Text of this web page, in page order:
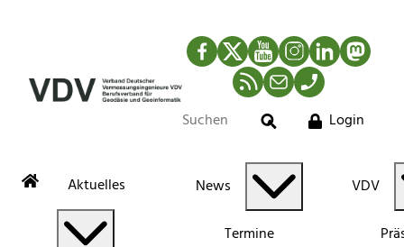
Facebook
TwitterYouTubeInstagram
LinkedIn
RSS-Newsfeed
MailTelefon
Suche
Login
Aktuelles News
Termine
VDV